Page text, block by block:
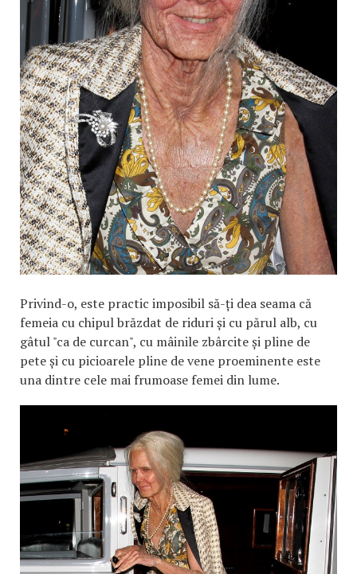
Privind-o, este practic imposibil să-ți dea seama că
femeia cu chipul brăzdat de riduri și cu părul alb, cu
gâtul "ca de curcan", cu mâinile zbârcite și pline de
pete și cu picioarele pline de vene proeminente este
una dintre cele mai frumoase femei din lume.